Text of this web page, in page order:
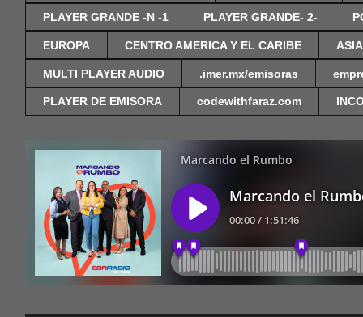
PLAYER GRANDE -N -1 PLAYER GRANDE- 2-
EUROPA CENTRO AMERICA Y EL CARIBE ASIA
MULTI PLAYER AUDIO .imer.mx/emisoras
PLAYER DE EMISORA codewithfaraz.com